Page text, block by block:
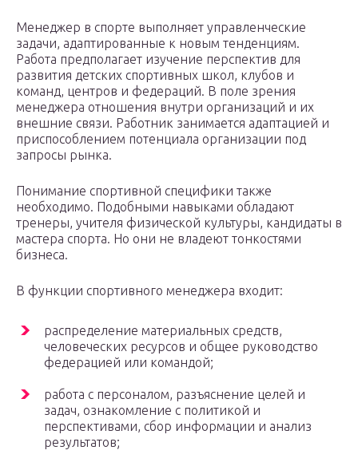
Менеджер в спорте выполняет управленческие
задачи, адаптированные к новым тенденциям.
Работа предполагает изучение перспектив для
развития детских спортивных школ, клубов и
команд, центров и федераций. В поле зрения
менеджера отношения внутри организаций и их
внешние связи. Работник занимается адаптацией и
приспособлением потенциала организации под
запросы рынка.
Понимание спортивной специфики также
необходимо. Подобными навыками обладают
тренеры, учителя физической культуры, кандидаты в
мастера спорта. Но они не владеют тонкостями
бизнеса.
В функции спортивного менеджера входит:
распределение материальных средств,
человеческих ресурсов и общее руководство
федерацией или командой;
работа с персоналом, разъяснение целей и
задач, ознакомление с политикой и
перспективами, сбор информации и анализ
результатов;